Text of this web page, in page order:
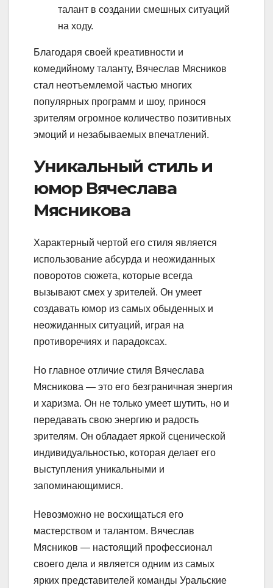
талант в создании смешных ситуаций
на ходу.
Благодаря своей креативности и
комедийному таланту, Вячеслав Мясников
стал неотъемлемой частью многих
популярных программ и шоу, принося
зрителям огромное количество позитивных
эмоций и незабываемых впечатлений.
Уникальный стиль и
юмор Вячеслава
Мясникова
Характерный чертой его стиля является
использование абсурда и неожиданных
поворотов сюжета, которые всегда
вызывают смех у зрителей. Он умеет
создавать юмор из самых обыденных и
неожиданных ситуаций, играя на
противоречиях и парадоксах.
Но главное отличие стиля Вячеслава
Мясникова — это его безграничная энергия
и харизма. Он не только умеет шутить, но и
передавать свою энергию и радость
зрителям. Он обладает яркой сценической
индивидуальностью, которая делает его
выступления уникальными и
запоминающимися.
Невозможно не восхищаться его
мастерством и талантом. Вячеслав
Мясников — настоящий профессионал
своего дела и является одним из самых
ярких представителей команды Уральские